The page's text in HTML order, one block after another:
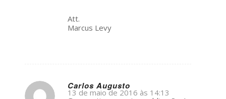
Att.
Marcus Levy
Carlos Augusto
13 de maio de 2016 às 14:13